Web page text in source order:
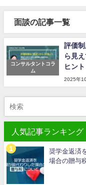
面談の記事一覧
コンサルタントコラ
ム
評価
ら見
ヒント
2025年
人気記事ランキング
奨学金返済
場合の贈与